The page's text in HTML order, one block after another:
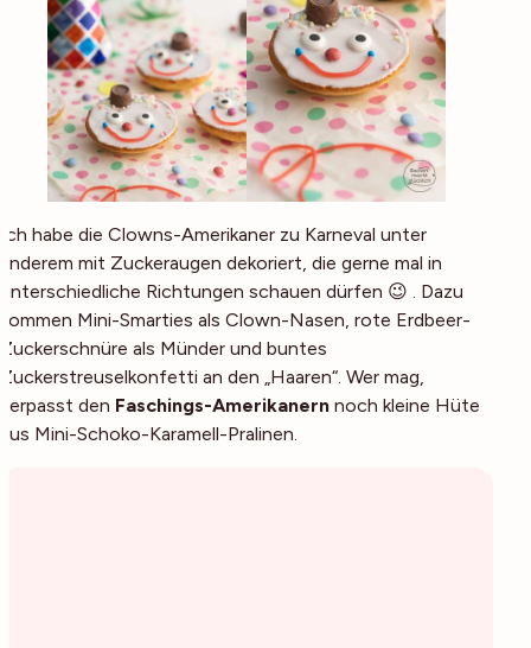
Ich habe die Clowns-Amerikaner zu Karneval unter
anderem mit Zuckeraugen dekoriert, die gerne mal in
unterschiedliche Richtungen schauen dürfen 😉 . Dazu
kommen Mini-Smarties als Clown-Nasen, rote Erdbeer-
Zuckerschnüre als Münder und buntes
Zuckerstreuselkonfetti an den „Haaren“. Wer mag,
verpasst den Faschings-Amerikanern noch kleine Hüte
aus Mini-Schoko-Karamell-Pralinen.